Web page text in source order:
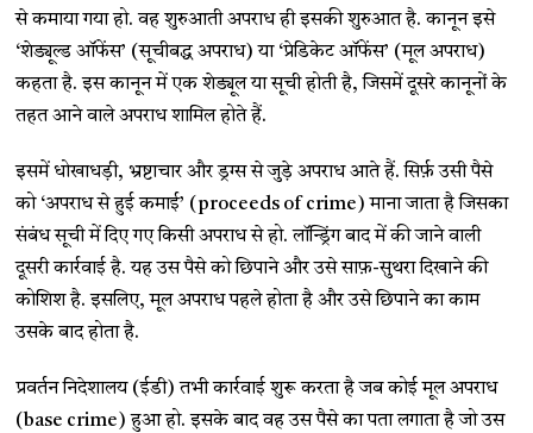
से कमाया गया हो. वह शुरुआती अपराध ही इसकी शुरुआत है. कानून इसे
‘शेड्यूल्ड ऑफेंस’ (सूचीबद्ध अपराध) या ‘प्रेडिकेट ऑफेंस’ (मूल अपराध)
कहता है. इस कानून में एक शेड्यूल या सूची होती है, जिसमें दूसरे कानूनों के
तहत आने वाले अपराध शामिल होते हैं.
इसमें धोखाधड़ी, भ्रष्टाचार और ड्रग्स से जुड़े अपराध आते हैं. सिर्फ़ उसी पैसे
को ‘अपराध से हुई कमाई’ (proceeds of crime) माना जाता है जिसका
संबंध सूची में दिए गए किसी अपराध से हो. लॉन्ड्रिंग बाद में की जाने वाली
दूसरी कार्रवाई है. यह उस पैसे को छिपाने और उसे साफ़-सुथरा दिखाने की
कोशिश है. इसलिए, मूल अपराध पहले होता है और उसे छिपाने का काम
उसके बाद होता है.
प्रवर्तन निदेशालय (ईडी) तभी कार्रवाई शुरू करता है जब कोई मूल अपराध
(base crime) हुआ हो. इसके बाद वह उस पैसे का पता लगाता है जो उस